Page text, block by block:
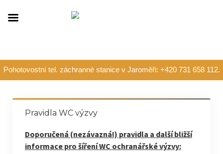
Pohotovostní tel. záchranné stanice v Jaroměři: +420 731 658 112.
Pravidla WC výzvy
Doporučená (nezávazná!) pravidla a další bližší
informace pro šíření WC ochranářské výzvy: